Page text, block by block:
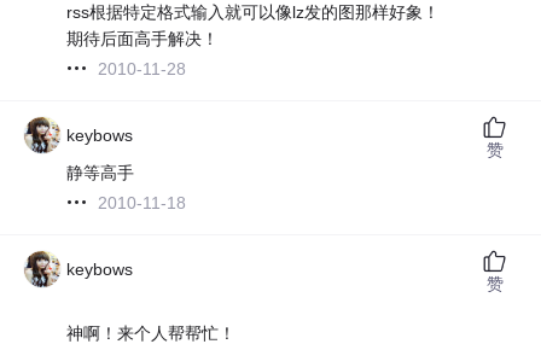
rss根据特定格式输入就可以像lz发的图那样好象！
期待后面高手解决！
2010-11-28
keybows
静等高手
2010-11-18
赞
keybows
神啊！来个人帮帮忙！
赞